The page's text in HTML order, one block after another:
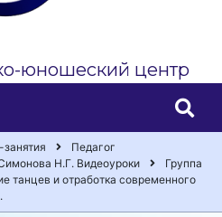
юношеский центр
Педагог
Н.Г. Видеоуроки
Группа
танцев и отработка современного